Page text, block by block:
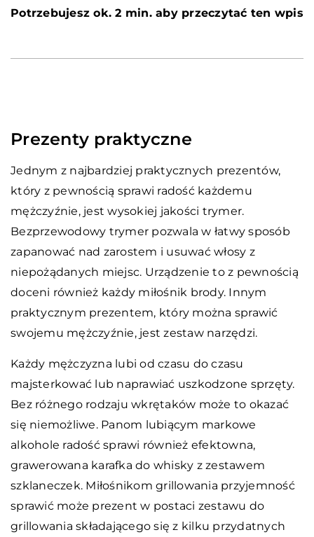
Potrzebujesz ok. 2 min. aby przeczytać ten wpis
Prezenty praktyczne
Jednym z najbardziej praktycznych prezentów,
który z pewnością sprawi radość każdemu
mężczyźnie, jest wysokiej jakości trymer.
Bezprzewodowy trymer pozwala w łatwy sposób
zapanować nad zarostem i usuwać włosy z
niepożądanych miejsc. Urządzenie to z pewnością
doceni również każdy miłośnik brody. Innym
praktycznym prezentem, który można sprawić
swojemu mężczyźnie, jest zestaw narzędzi.
Każdy mężczyzna lubi od czasu do czasu
majsterkować lub naprawiać uszkodzone sprzęty.
Bez różnego rodzaju wkrętaków może to okazać
się niemożliwe. Panom lubiącym markowe
alkohole radość sprawi również efektowna,
grawerowana karafka do whisky z zestawem
szklaneczek. Miłośnikom grillowania przyjemność
sprawić może prezent w postaci zestawu do
grillowania składającego się z kilku przydatnych